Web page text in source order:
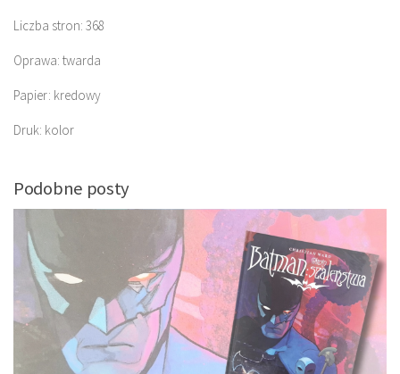
Liczba stron: 368
Oprawa: twarda
Papier: kredowy
Druk: kolor
Podobne posty